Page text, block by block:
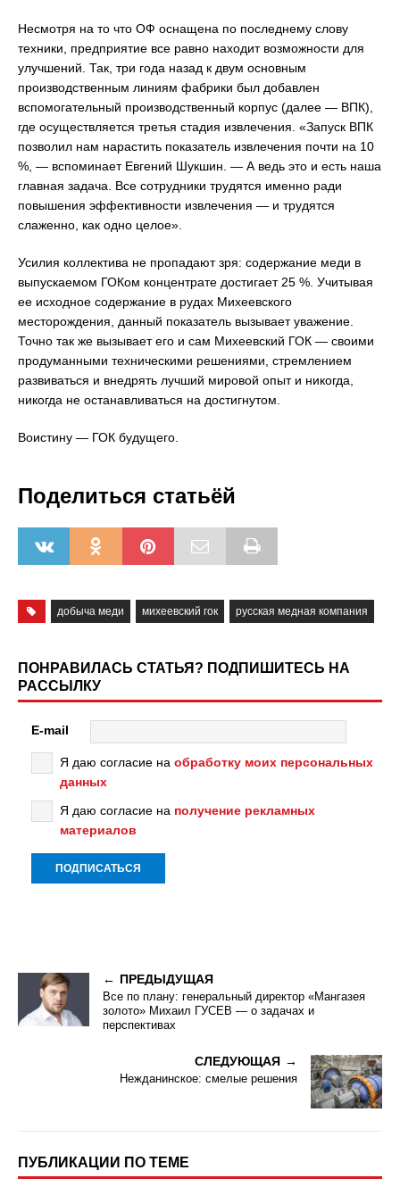
Несмотря на то что ОФ оснащена по последнему слову
техники, предприятие все равно находит возможности для
улучшений. Так, три года назад к двум основным
производственным линиям фабрики был добавлен
вспомогательный производственный корпус (далее — ВПК),
где осуществляется третья стадия извлечения. «Запуск ВПК
позволил нам нарастить показатель извлечения почти на 10
%, — вспоминает Евгений Шукшин. — А ведь это и есть наша
главная задача. Все сотрудники трудятся именно ради
повышения эффективности извлечения — и трудятся
слаженно, как одно целое».
Усилия коллектива не пропадают зря: содержание меди в
выпускаемом ГОКом концентрате достигает 25 %. Учитывая
ее исходное содержание в рудах Михеевского
месторождения, данный показатель вызывает уважение.
Точно так же вызывает его и сам Михеевский ГОК — своими
продуманными техническими решениями, стремлением
развиваться и внедрять лучший мировой опыт и никогда,
никогда не останавливаться на достигнутом.
Воистину — ГОК будущего.
Поделиться статьёй
добыча меди михеевский гок русская медная компания
ПОНРАВИЛАСЬ СТАТЬЯ? ПОДПИШИТЕСЬ НА
РАССЫЛКУ
E-mail
Я даю согласие на обработку моих персональных
данных
Я даю согласие на получение рекламных
материалов
ПРЕДЫДУЩАЯ
Все по плану: генеральный директор «Мангазея
золото» Михаил ГУСЕВ — о задачах и
перспективах
СЛЕДУЮЩАЯ
Нежданинское: смелые решения
ПУБЛИКАЦИИ ПО ТЕМЕ